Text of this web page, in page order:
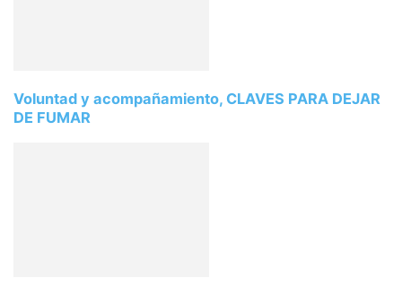
Voluntad y acompañamiento, CLAVES PARA DEJAR
DE FUMAR